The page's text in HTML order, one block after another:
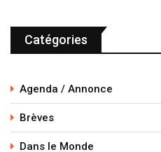
Catégories
Agenda / Annonce
Brèves
Dans le Monde